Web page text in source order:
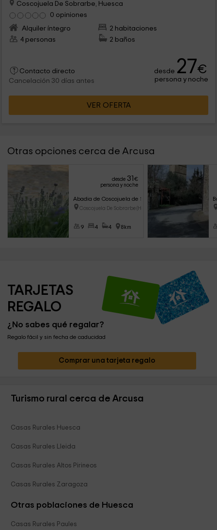
Coscojuela De Sobrarbe, Huesca
0 opiniones
Alquiler íntegro
2 habitaciones
4 personas
2 baños
Contacto directo
Cancelación 30 días antes
desde 27€
persona y noche
VER OFERTA
Otras opciones cerca de Arcusa
desde 31
€
persona y noche
Abadia de Coscojuela de Sobarbe
Coscojuela De Sobrarbe (Huesca
9 4 4 8km
TARJETAS
REGALO
¿No sabes qué regalar?
Regalo fácil y sin fecha de caducidad
Comprar una tarjeta regalo
Turismo rural cerca de Arcusa
Casas Rurales Huesca
Casas Rurales Lleida
Casas Rurales Altos Pirineos
Casas Rurales Zaragoza
Otras poblaciones de Huesca
Casas Rurales Paules